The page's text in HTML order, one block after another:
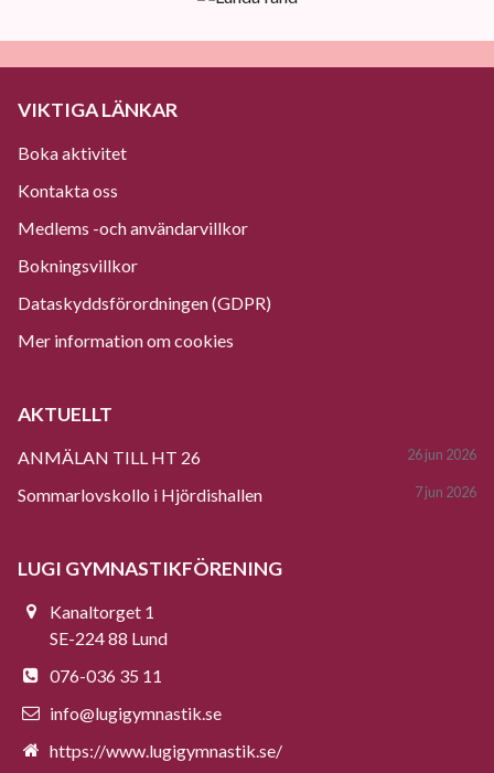
VIKTIGA LÄNKAR
Boka aktivitet
Kontakta oss
Medlems -och användarvillkor
Bokningsvillkor
Dataskyddsförordningen (GDPR)
Mer information om cookies
AKTUELLT
ANMÄLAN TILL HT 26 26 jun 2026
Sommarlovskollo i Hjördishallen 7 jun 2026
LUGI GYMNASTIKFÖRENING
Kanaltorget 1
SE-224 88 Lund
076-036 35 11
info@lugigymnastik.se
https://www.lugigymnastik.se/